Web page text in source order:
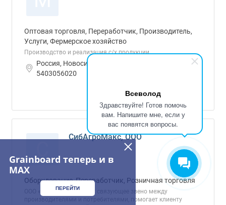
Всеволод
Здравствуйте! Готов помочь
вам. Напишите мне, если у
вас появятся вопросы.
Оптовая торговля, Переработчик, Производитель,
Услуги, Фермерское хозяйство
Производство и реализация с/х продукции.
Россия, Новосибирская область ИНН:
5403056020
С
СибАгроМакс, ООО
Оборудование, Переработчик, Розничная торговля
ООО «СибАгроМакс», как связующее звено между
производителями и потребителями, помогает клиенту
Grainboard теперь и в
MAX
ПЕРЕЙТИ